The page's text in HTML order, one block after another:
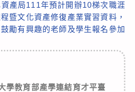
產局111年預計開辦10梯次職涯
暨文化資產修復產業實習資料，
鼓勵有興趣的老師及學生報名參加
學教育部產學連結育才平臺